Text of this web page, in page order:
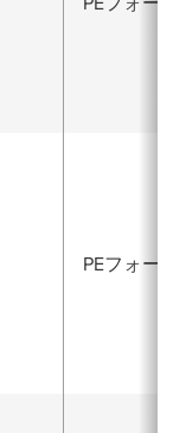
PEフォーム